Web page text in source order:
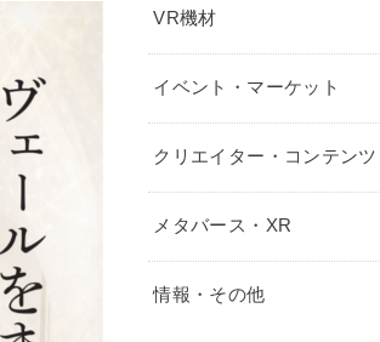
VR機材
イベント・マーケット
クリエイター・コンテンツ
メタバース・XR
情報・その他